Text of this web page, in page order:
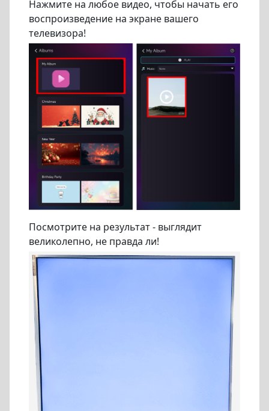
Нажмите на любое видео, чтобы начать его
воспроизведение на экране вашего
телевизора!
Посмотрите на результат - выглядит
великолепно, не правда ли!